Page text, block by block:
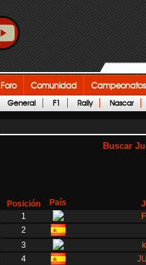
Foro Comunidad Campeonatos
General F1 Rally Nascar
Buscar
Posición País
1
2
3
4